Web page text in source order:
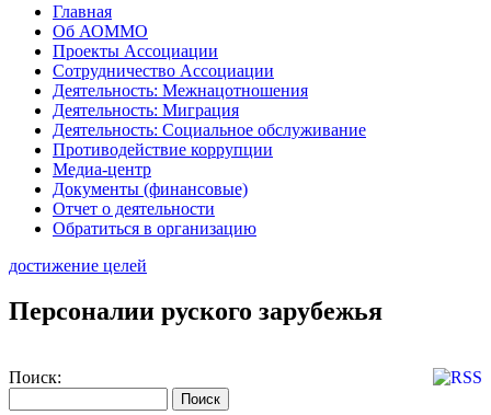
Главная
Об АОММО
Проекты Ассоциации
Сотрудничество Ассоциации
Деятельность: Межнацотношения
Деятельность: Миграция
Деятельность: Социальное обслуживание
Противодействие коррупции
Медиа-центр
Документы (финансовые)
Отчет о деятельности
Обратиться в организацию
достижение целей
Персоналии руского зарубежья
Поиск: